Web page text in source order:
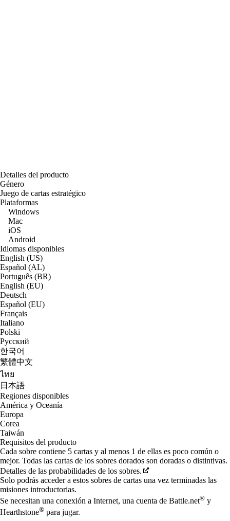
Detalles del producto
Género
Juego de cartas estratégico
Plataformas
Windows
Mac
iOS
Android
Idiomas disponibles
English (US)
Español (AL)
Português (BR)
English (EU)
Deutsch
Español (EU)
Français
Italiano
Polski
Русский
한국어
繁體中文
ไทย
日本語
Regiones disponibles
América y Oceanía
Europa
Corea
Taiwán
Requisitos del producto
Cada sobre contiene 5 cartas y al menos 1 de ellas es poco común o
mejor. Todas las cartas de los sobres dorados son doradas o distintivas.
Detalles de las probabilidades de los sobres.
Solo podrás acceder a estos sobres de cartas una vez terminadas las
misiones introductorias.
Se necesitan una conexión a Internet, una cuenta de Battle.net® y
Hearthstone® para jugar.